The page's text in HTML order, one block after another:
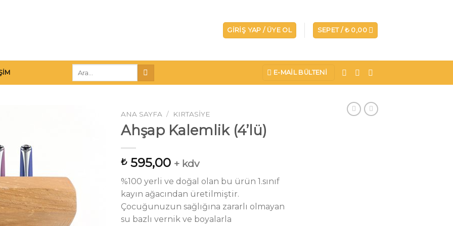
GIRIŞ YAP / ÜYE OL SEPET / ₺ 0,00
E-MAIL BÜLTENI
ANA SAYFA / KIRTASIYE
Ahşap Kalemlik (4’lü)
₺ 595,00 + kdv
%100 yerli ve doğal olan bu ürün 1.sınıf
kayın ağacından üretilmiştir.
Çocuğunuzun sağlığına zararlı olmayan
su bazlı vernik ve boyalarla